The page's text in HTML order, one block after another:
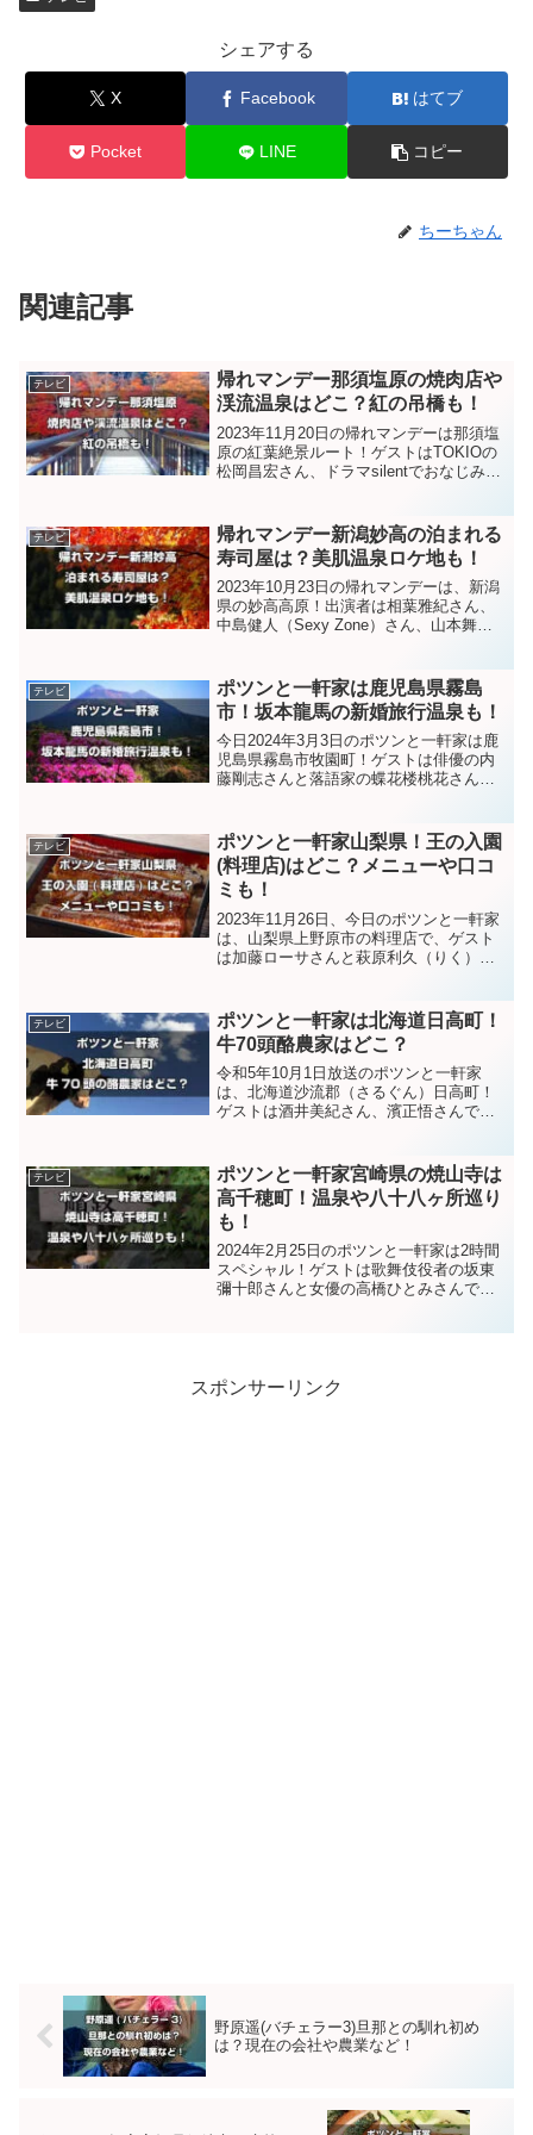
シェアする
X Facebook はてブ
Pocket LINE コピー
ちーちゃん
関連記事
テレビ
帰れマンデー那須塩原の焼肉店や
渓流温泉はどこ？紅の吊橋も！
2023年11月20日の帰れマンデーは那須塩
原の紅葉絶景ルート！ゲストはTOKIOの
松岡昌宏さん、ドラマsilentでおなじみ岡
き」ということですが、今日のお店はど
んな...
テレビ
帰れマンデー新潟妙高の泊まれる
寿司屋は？美肌温泉ロケ地も！
2023年10月23日の帰れマンデーは、新潟
県の妙高高原！出演者は相葉雅紀さん、
中島健人（Sexy Zone）さん、山本舞香
中島健人さんが入浴した美肌温泉のロケ
地など、...
テレビ
ポツンと一軒家は鹿児島県霧島
市！坂本龍馬の新婚旅行温泉も！
今日2024年3月3日のポツンと一軒家は鹿
児島県霧島市牧園町！ゲストは俳優の内
藤剛志さんと落語家の蝶花楼桃花さんで
ンと一軒家の情報や鹿児島県霧島市の特
産、近くにある観光...
テレビ
ポツンと一軒家山梨県！王の入園
(料理店)はどこ？メニューや口コ
ミも！
2023年11月26日、今日のポツンと一軒家
は、山梨県上野原市の料理店で、ゲスト
は加藤ローサさんと萩原利久（りく）さ
気になりましたので調べてみました。で
は、見ていきまし...
テレビ
ポツンと一軒家は北海道日高町！
牛70頭酪農家はどこ？
令和5年10月1日放送のポツンと一軒家
は、北海道沙流郡（さるぐん）日高町！
ゲストは酒井美紀さん、濱正悟さんで
族のお話です。予告動画の牛乳はおいし
そうですね！では、見て...
テレビ
ポツンと一軒家宮崎県の焼山寺は
高千穂町！温泉や八十八ヶ所巡り
も！
2024年2月25日のポツンと一軒家は2時間
スペシャル！ゲストは歌舞伎役者の坂東
彌十郎さんと女優の高橋ひとみさんで
スポンサーリンク
野原遥(バチェラー3)旦那との馴れ初め
は？現在の会社や農業など！